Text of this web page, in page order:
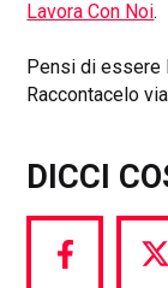
Lavora Con Noi.
Pensi di essere
Raccontacelo
DICCI
Share